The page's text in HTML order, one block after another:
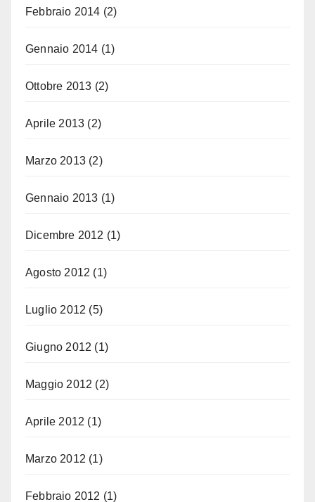
Febbraio 2014 (2)
Gennaio 2014 (1)
Ottobre 2013 (2)
Aprile 2013 (2)
Marzo 2013 (2)
Gennaio 2013 (1)
Dicembre 2012 (1)
Agosto 2012 (1)
Luglio 2012 (5)
Giugno 2012 (1)
Maggio 2012 (2)
Aprile 2012 (1)
Marzo 2012 (1)
Febbraio 2012 (1)